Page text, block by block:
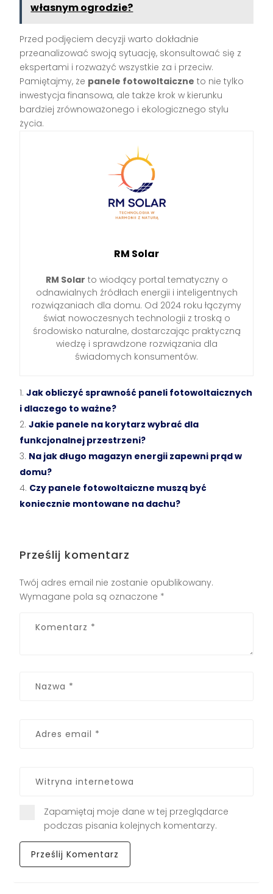
własnym ogrodzie?
Przed podjęciem decyzji warto dokładnie
przeanalizować swoją sytuację, skonsultować się z
ekspertami i rozważyć wszystkie za i przeciw.
Pamiętajmy, że panele fotowoltaiczne to nie tylko
inwestycja finansowa, ale także krok w kierunku
bardziej zrównoważonego i ekologicznego stylu
życia.
RM Solar
RM Solar to wiodący portal tematyczny o
odnawialnych źródłach energii i inteligentnych
rozwiązaniach dla domu. Od 2024 roku łączymy
świat nowoczesnych technologii z troską o
środowisko naturalne, dostarczając praktyczną
wiedzę i sprawdzone rozwiązania dla
świadomych konsumentów.
Jak obliczyć sprawność paneli fotowoltaicznych
i dlaczego to ważne?
Jakie panele na korytarz wybrać dla
funkcjonalnej przestrzeni?
Na jak długo magazyn energii zapewni prąd w
domu?
Czy panele fotowoltaiczne muszą być
koniecznie montowane na dachu?
Prześlij komentarz
Twój adres email nie zostanie opublikowany.
Wymagane pola są oznaczone *
Zapamiętaj moje dane w tej przeglądarce
podczas pisania kolejnych komentarzy.